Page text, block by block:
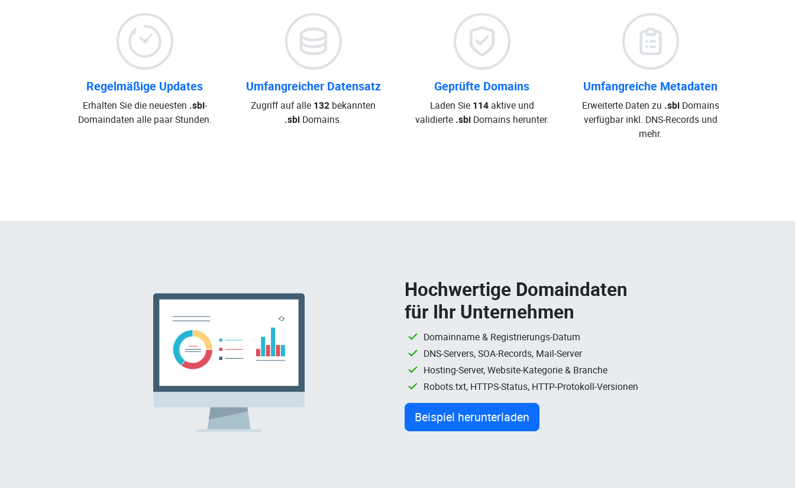
Regelmäßige Updates
Erhalten Sie die neuesten .sbi-
Domaindaten alle paar Stunden.
Umfangreicher Datensatz
Zugriff auf alle 132 bekannten
.sbi Domains.
Geprüfte Domains
Laden Sie 114aktive und
validierte .sbiDomains herunter.
Umfangreiche Metadaten
Erweiterte Daten zu .sbiDomains
verfügbar inkl. DNS-Records und
mehr.
Hochwertige Domaindaten
für Ihr Unternehmen
Domainname & Registrierungs-Datum
DNS-Servers, SOA-Records, Mail-Server
Hosting-Server, Website-Kategorie & Branche
Robots.txt, HTTPS-Status, HTTP-Protokoll-Versionen
Beispiel herunterladen